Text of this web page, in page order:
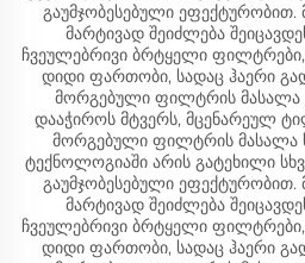
გაუმჯობესებული
მარტივად შეიძლება
ჩვეულებრივი ბრტყელი
დიდი ფართობი, სადაც ჰაერი
მორგებული ფილტრის მასალა
დააჭიროს მტვერს, მცენარეულ
მორგებული ფილტრის მასალა
ტექნოლოგიაში არის გატეხილი
გაუმჯობესებული
მარტივად შეიძლება
ჩვეულებრივი ბრტყელი
დიდი ფართობი, სადაც ჰაერი